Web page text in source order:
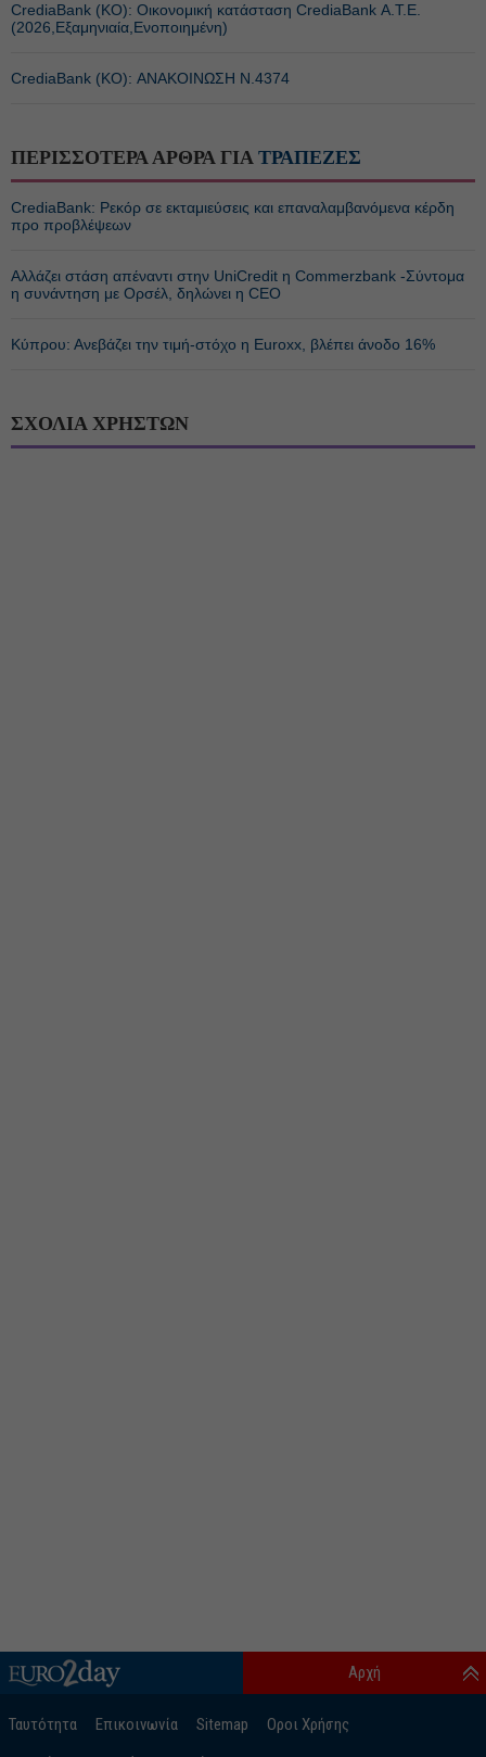
CrediaBank (ΚΟ): Οικονομική κατάσταση CrediaBank Α.Τ.Ε.
(2026,Εξαμηνιαία,Ενοποιημένη)
CrediaBank (ΚΟ): ΑΝΑΚΟΙΝΩΣΗ Ν.4374
ΠΕΡΙΣΣΟΤΕΡΑ ΑΡΘΡΑ ΓΙΑ ΤΡΑΠΕΖΕΣ
CrediaBank: Ρεκόρ σε εκταμιεύσεις και επαναλαμβανόμενα κέρδη
προ προβλέψεων
Αλλάζει στάση απέναντι στην UniCredit η Commerzbank -Σύντομα
η συνάντηση με Ορσέλ, δηλώνει η CEO
Κύπρου: Ανεβάζει την τιμή-στόχο η Euroxx, βλέπει άνοδο 16%
ΣΧΟΛΙΑ ΧΡΗΣΤΩΝ
Ταυτότητα Επικοινωνία Sitemap Οροι Χρήσης
Αρχή